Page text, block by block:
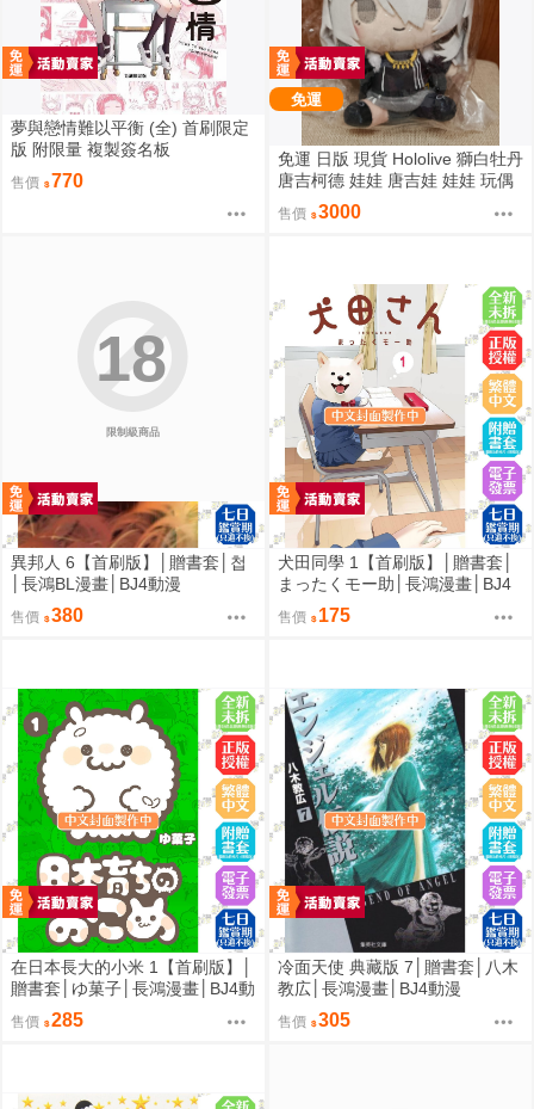
夢與戀情難以平衡 (全) 首刷限定
版 附限量 複製簽名板
售價 770
免運
免運 日版 現貨 Hololive 獅白牡丹
唐吉柯德 娃娃 唐吉娃 娃娃 玩偶
ドン・キホーテ もちどる 獅白ぼ
たん
售價 3000
限制級商品
18
異邦人 6【首刷版】│贈書套│첩
│長鴻BL漫畫│BJ4動漫
售價 380
犬田同學 1【首刷版】│贈書套│
まったくモー助│長鴻漫畫│BJ4
售價 175
在日本長大的小米 1【首刷版】│
贈書套│ゆ菓子│長鴻漫畫│BJ4動
售價 285
冷面天使 典藏版 7│贈書套│八木
教広│長鴻漫畫│BJ4動漫
售價 305